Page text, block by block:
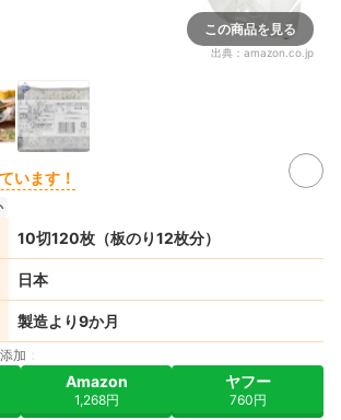
この商品を見る
出典： amazon.co.jp
います！
10切120枚（板のり12枚分）
日本
製造より9か月
加
Amazon
1,268円
ヤフー
760円